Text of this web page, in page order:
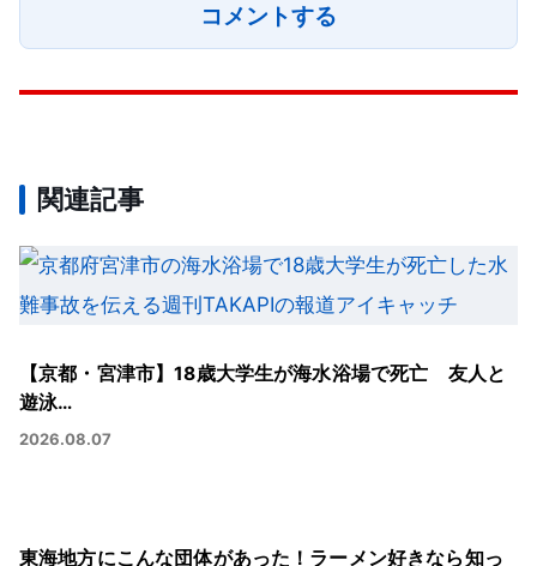
コメントする
関連記事
【京都・宮津市】18歳大学生が海水浴場で死亡 友人と
遊泳…
2026.08.07
東海地方にこんな団体があった！ラーメン好きなら知っ